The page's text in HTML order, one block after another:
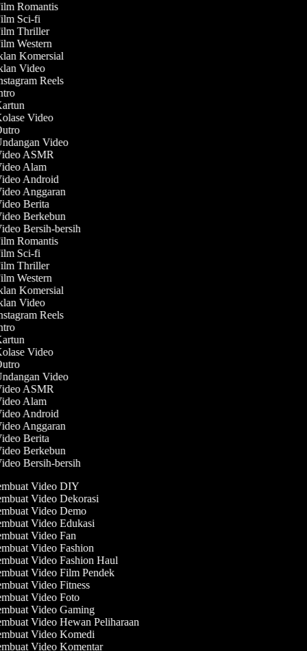
Romantis
Sci-fi
Thriller
Western
Komersial
Video
Reels
Video
Video
ASMR
Alam
Android
Anggaran
Berita
Berkebun
Bersih-bersih
Romantis
Sci-fi
Thriller
Western
Komersial
Video
Reels
Video
Video
ASMR
Alam
Android
Anggaran
Berita
Berkebun
Bersih-bersih
Video DIY
Video Dekorasi
Video Demo
Video Edukasi
Video Fan
Video Fashion
Video Fashion Haul
Video Film Pendek
Video Fitness
Video Foto
Video Gaming
Video Hewan Peliharaan
Video Komedi
Video Komentar